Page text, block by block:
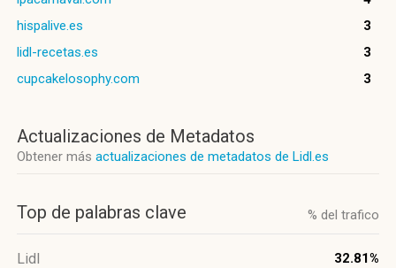
hispalive.es
3
lidl-recetas.es
3
cupcakelosophy.com
3
Actualizaciones de Metadatos
Obtener más actualizaciones de metadatos de Lidl.es
Top de palabras clave % del trafico
Lidl 32.81%